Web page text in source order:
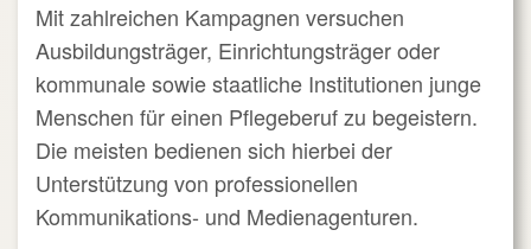
Mit zahlreichen Kampagnen versuchen
Ausbildungsträger, Einrichtungsträger oder
kommunale sowie staatliche Institutionen junge
Menschen für einen Pflegeberuf zu begeistern.
Die meisten bedienen sich hierbei der
Unterstützung von professionellen
Kommunikations- und Medienagenturen.